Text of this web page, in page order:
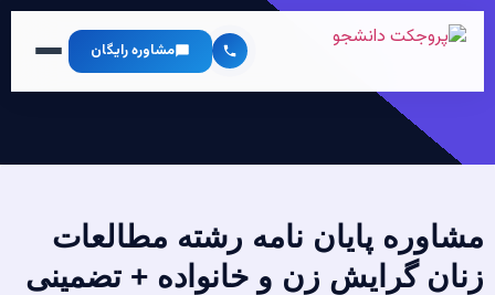
مشاوره رایگان
مشاوره پایان نامه رشته مطالعات
زنان گرایش زن و خانواده + تضمینی